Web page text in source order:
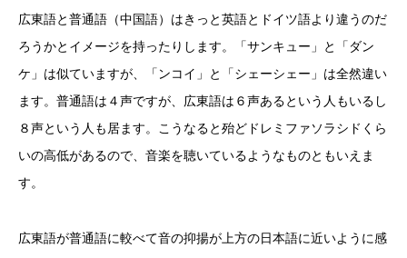
広東語と普通語（中国語）はきっと英語とドイツ語より違うのだ
ろうかとイメージを持ったりします。「サンキュー」と「ダン
ケ」は似ていますが、「ンコイ」と「シェーシェー」は全然違い
ます。普通語は４声ですが、広東語は６声あるという人もいるし
８声という人も居ます。こうなると殆どドレミファソラシドくら
いの高低があるので、音楽を聴いているようなものともいえま
す。
広東語が普通語に較べて音の抑揚が上方の日本語に近いように感